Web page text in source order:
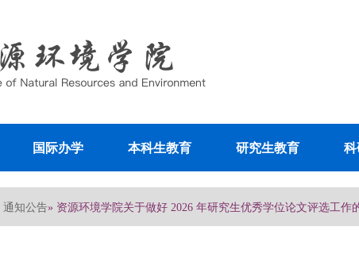
国际办学 本科生教育 研究生教育
通知公告» 资源环境学院关于做好 2026 年研究生优秀学位论文评选工作